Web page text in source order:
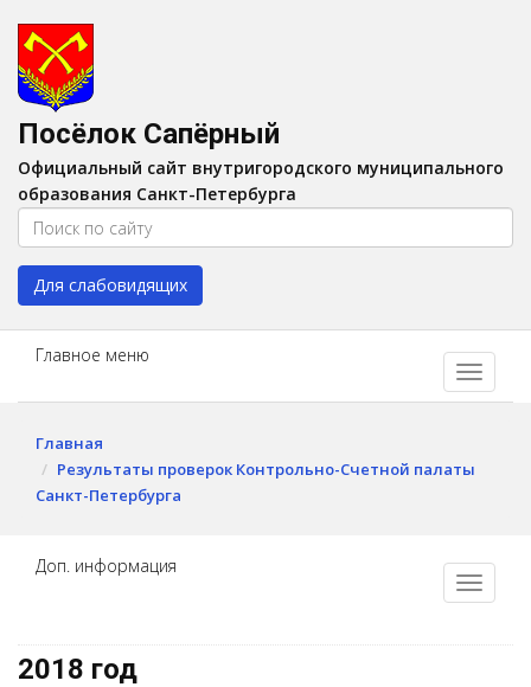
Изображения:
Цвет:A A
Посёлок Сапёрный
Официальный сайт внутригородского муниципального
образования Санкт-Петербурга
Для слабовидящих
Главное меню
Главная
Результаты проверок Контрольно-Счетной палаты
Санкт-Петербурга
Доп. информация
2018 год